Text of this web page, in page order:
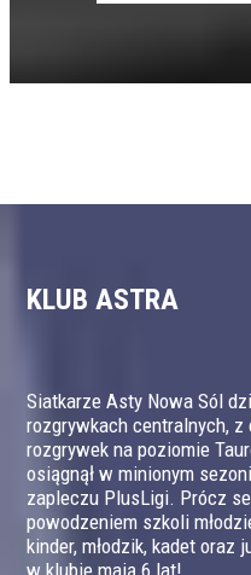
KLUB ASTRA
Siatkarze Asty Nowa Sól
rozgrywkach centralnych, z
rozgrywek na poziomie
osiągnął w minionym
zapleczu PlusLigi. Prócz
powodzeniem szkoli
kinder, młodzik, kadet oraz
w klubie mają 6 lat!